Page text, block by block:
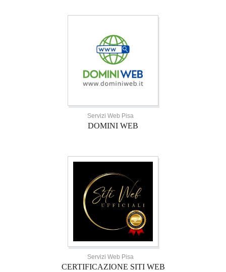
Servizi Web Pisa
DOMINI WEB
Servizi Web Pisa
CERTIFICAZIONE SITI WEB